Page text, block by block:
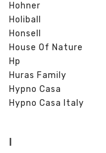
Hohner
Holiball
Honsell
House Of Nature
Hp
Huras Family
Hypno Casa
Hypno Casa Italy
I